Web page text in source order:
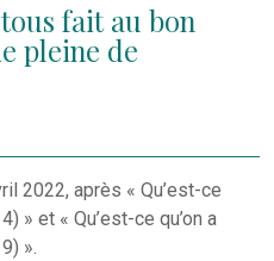
tous fait au bon
pleine de
2022, après « Qu’est-ce
» et « Qu’est-ce qu’on a
».